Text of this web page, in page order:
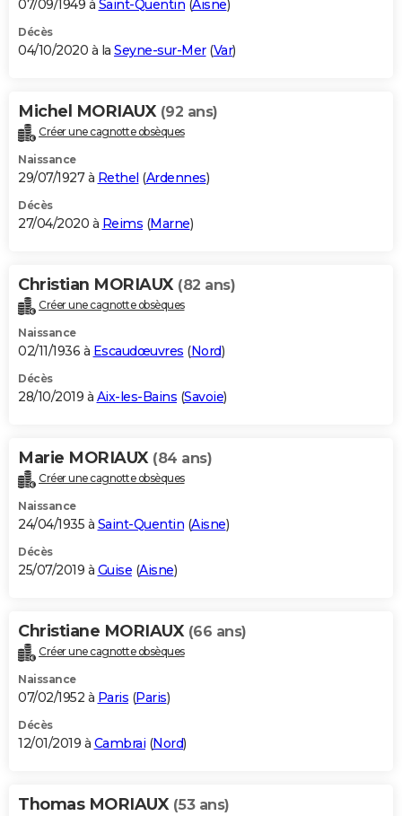
07/09/1949 à Saint-Quentin (Aisne)
Décès
04/10/2020 à la Seyne-sur-Mer(Var)
Michel MORIAUX (92 ans)
Créer une cagnotte obsèques
Naissance
29/07/1927 à Rethel (Ardennes)
Décès
27/04/2020 à Reims (Marne)
Christian MORIAUX (82 ans)
Créer une cagnotte obsèques
Naissance
02/11/1936 à Escaudœuvres (Nord)
Décès
28/10/2019 à Aix-les-Bains (Savoie)
Marie MORIAUX (84 ans)
Créer une cagnotte obsèques
Naissance
24/04/1935 à Saint-Quentin (Aisne)
Décès
25/07/2019 à Guise (Aisne)
Christiane MORIAUX (66 ans)
Créer une cagnotte obsèques
Naissance
07/02/1952 à Paris (Paris)
Décès
12/01/2019 à Cambrai (Nord)
Thomas MORIAUX (53 ans)